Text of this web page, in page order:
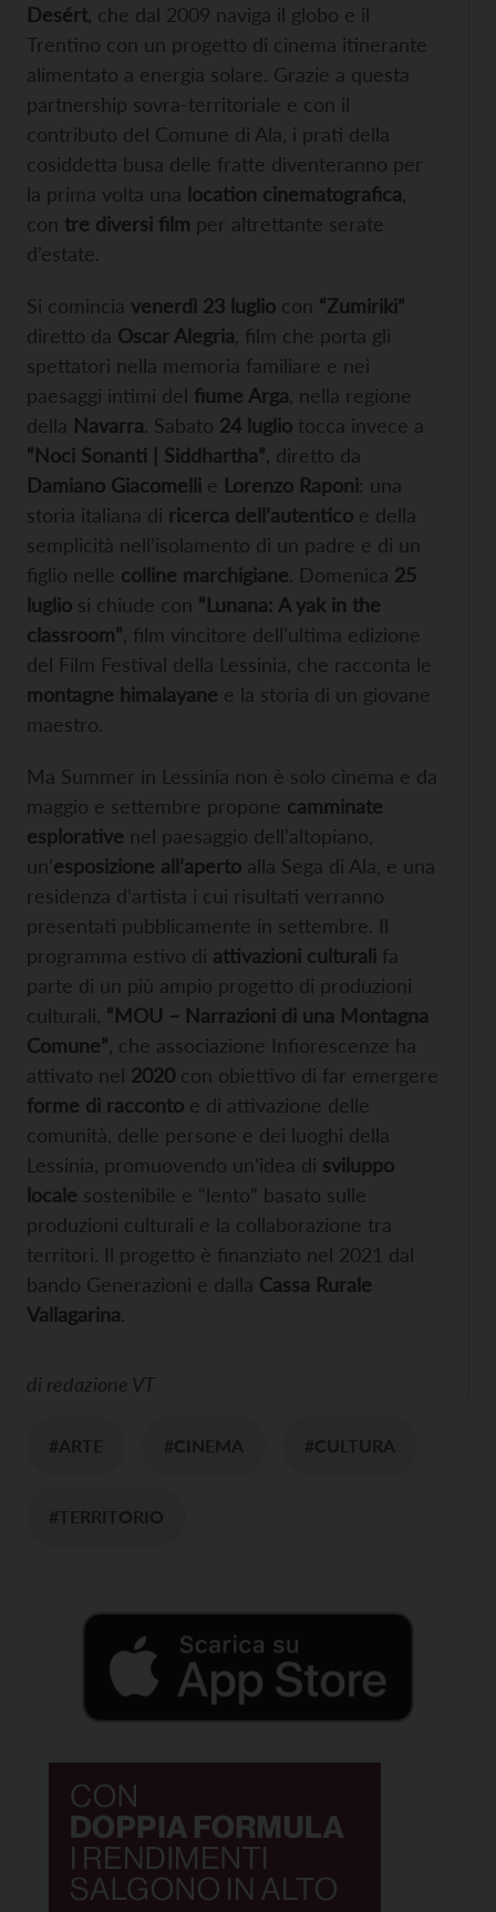
Desért, che dal 2009 naviga il globo e il
Trentino con un progetto di cinema itinerante
alimentato a energia solare. Grazie a questa
partnership sovra-territoriale e con il
contributo del Comune di Ala, i prati della
cosiddetta busa delle fratte diventeranno per
la prima volta una location cinematografica
con tre diversi film per altrettante serate
d’estate.
Si comincia venerdì 23 luglio con “Zumiriki”
diretto da Oscar Alegria , film che porta gli
spettatori nella memoria familiare e nei
paesaggi intimi del fiume Arga , nella regione
della Navarra. Sabato 24 luglio tocca invece a
“Noci Sonanti | Siddhartha” , diretto da
Damiano Giacomelli e Lorenzo Raponi: una
storia italiana di ricerca dell’autentico e della
semplicità nell’isolamento di un padre e di un
figlio nelle colline marchigiane. Domenica 25
luglio si chiude con “Lunana: A yak in the
classroom” , film vincitore dell’ultima edizione
del Film Festival della Lessinia, che racconta le
montagne himalayane e la storia di un giovane
maestro.
Ma Summer in Lessinia non è solo cinema e da
maggio e settembre propone camminate
esplorative nel paesaggio dell’altopiano,
un’esposizione all’aperto alla Sega di Ala, e una
residenza d’artista i cui risultati verranno
presentati pubblicamente in settembre. Il
programma estivo di attivazioni culturali fa
parte di un più ampio progetto di produzioni
culturali, “MOU – Narrazioni di una Montagna
Comune” , che associazione Infiorescenze ha
attivato nel 2020 con obiettivo di far emergere
forme di racconto e di attivazione delle
comunità, delle persone e dei luoghi della
Lessinia, promuovendo un’idea di sviluppo
locale sostenibile e “lento” basato sulle
produzioni culturali e la collaborazione tra
territori. Il progetto è finanziato nel 2021 dal
bando Generazioni e dalla Cassa Rurale
Vallagarina.
di redazione VT
#ARTE #CINEMA #CULTURA
#TERRITORIO